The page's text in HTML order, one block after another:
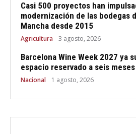
Casi 500 proyectos han
modernización de las bodegas
Mancha desde 2015
Agricultura 3 agosto, 2026
Barcelona Wine Week 2027 ya
espacio reservado a seis
Nacional 1 agosto, 2026